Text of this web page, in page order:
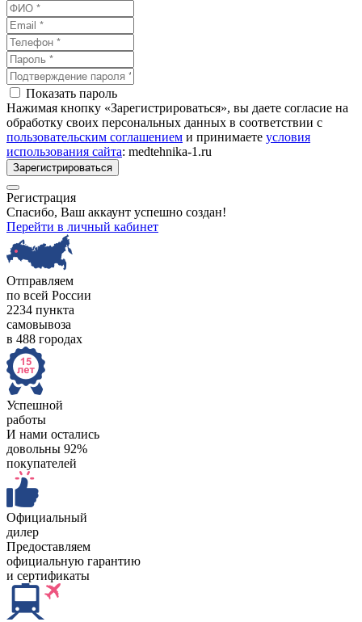
Показать пароль
Нажимая кнопку «Зарегистрироваться», вы даете согласие на
обработку своих персональных данных в соответствии с
пользовательским соглашением и принимаете условия
использования сайта: medtehnika-1.ru
Зарегистрироваться
Регистрация
Спасибо, Ваш аккаунт успешно создан!
Перейти в личный кабинет
Отправляем
по всей России
2234 пункта
самовывоза
в 488 городах
Успешной
работы
И нами остались
довольны 92%
покупателей
Официальный
дилер
Предоставляем
официальную гарантию
и сертификаты